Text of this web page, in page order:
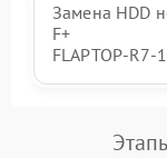
Замена HDD
F+